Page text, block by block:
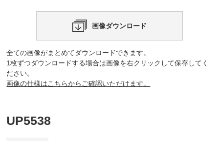
画像ダウンロード
全ての画像がまとめてダウンロードできます。
1枚ずつダウンロードする場合は画像を右クリックして保存してく
ださい。
画像の仕様はこちらからご確認いただけます。
UP5538